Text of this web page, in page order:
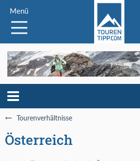
Menü
Tourenverhältnisse
Österreich